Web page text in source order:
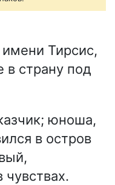
Тирсис,
в страну под
юноша,
в остров